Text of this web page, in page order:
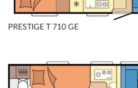
PRESTIGE T 710 GE